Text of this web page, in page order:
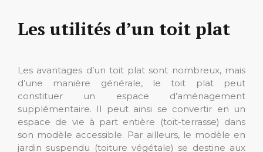
Les utilités d’un toit plat
Les avantages d’un toit plat sont nombreux, mais
d’une manière générale, le toit plat peut
constituer un espace d’aménagement
supplémentaire. Il peut ainsi se convertir en un
espace de vie à part entière (toit-terrasse) dans
son modèle accessible. Par ailleurs, le modèle en
jardin suspendu (toiture végétale) se destine aux